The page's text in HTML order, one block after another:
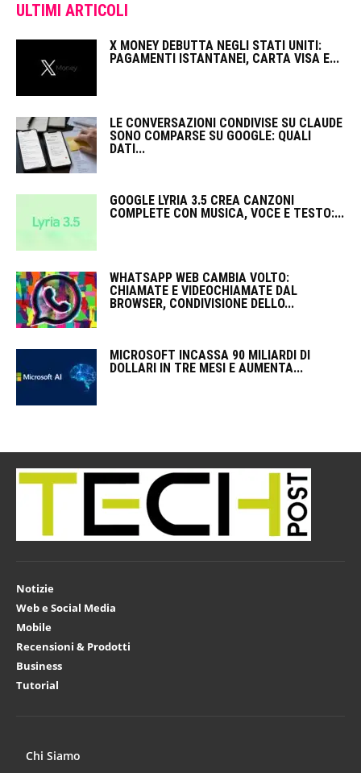
ULTIMI ARTICOLI
X MONEY DEBUTTA NEGLI STATI UNITI:
PAGAMENTI ISTANTANEI, CARTA VISA E...
LE CONVERSAZIONI CONDIVISE SU CLAUDE
SONO COMPARSE SU GOOGLE: QUALI
DATI...
GOOGLE LYRIA 3.5 CREA CANZONI
COMPLETE CON MUSICA, VOCE E TESTO:...
WHATSAPP WEB CAMBIA VOLTO:
CHIAMATE E VIDEOCHIAMATE DAL
BROWSER, CONDIVISIONE DELLO...
MICROSOFT INCASSA 90 MILIARDI DI
DOLLARI IN TRE MESI E AUMENTA...
Notizie
Web e Social Media
Mobile
Recensioni & Prodotti
Business
Tutorial
Chi Siamo